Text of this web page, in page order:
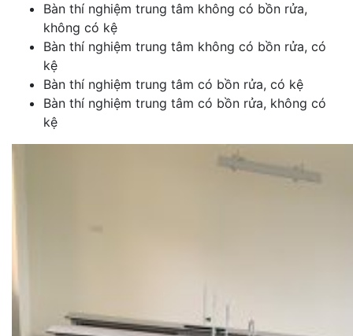
Bàn thí nghiệm trung tâm không có bồn rửa,
không có kệ
Bàn thí nghiệm trung tâm không có bồn rửa, có
kệ
Bàn thí nghiệm trung tâm có bồn rửa, có kệ
Bàn thí nghiệm trung tâm có bồn rửa, không có
kệ